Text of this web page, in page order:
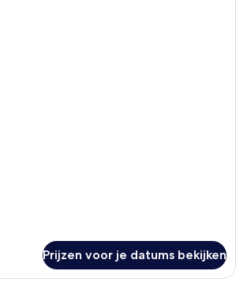
Prijzen voor je datums bekijken